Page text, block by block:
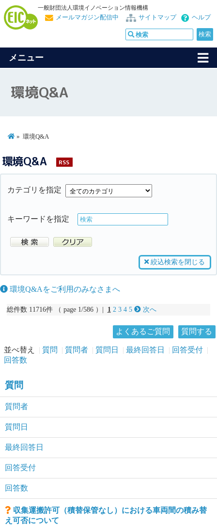
一般財団法人環境イノベーション情報機構
ヘルプ
サイトマップ
メールマガジン配信中
メニュー
環境Q&A
環境Q&A
環境Q&A RSS
カテゴリを指定
キーワードを指定
絞込検索を閉じる
環境Q&Aをご利用のみなさまへ
総件数 11716件 （ page 1/586 ）| 1 2 3 4 5 次へ
よくあるご質問 質問する
並べ替え 質問 質問者 質問日 最終回答日
回答受付
回答数
質問
質問者
質問日
最終回答日
回答受付
回答数
収集運搬許可（積替保管なし）における車両間の積み替
え可否について